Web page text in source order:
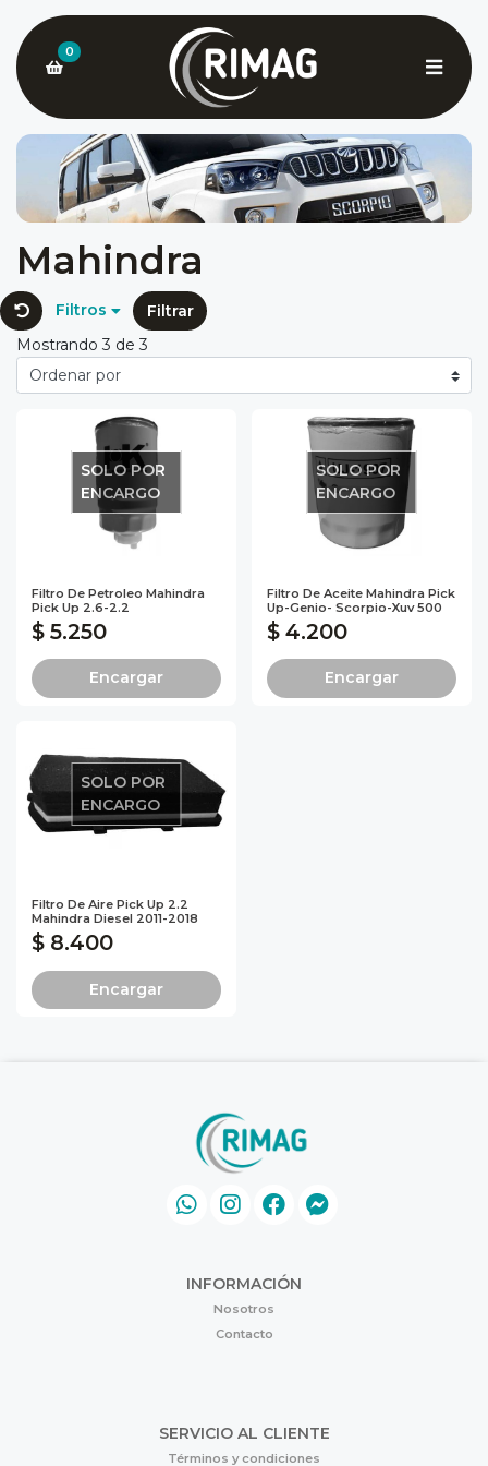
0
Mahindra
Filtros
Filtrar
Mostrando 3 de 3
SOLO POR
ENCARGO
Filtro De Petroleo Mahindra
Pick Up 2.6-2.2
$ 5.250
Encargar
SOLO POR
ENCARGO
Filtro De Aceite Mahindra Pick
Up-Genio- Scorpio-Xuv 500
$ 4.200
Encargar
SOLO POR
ENCARGO
Filtro De Aire Pick Up 2.2
Mahindra Diesel 2011-2018
$ 8.400
Encargar
INFORMACIÓN
Nosotros
Contacto
SERVICIO AL CLIENTE
Términos y condiciones